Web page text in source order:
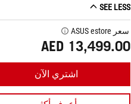
SEE LESS
سعر ASUS estore tooltip
AED 13,499.00
اشتري الآن